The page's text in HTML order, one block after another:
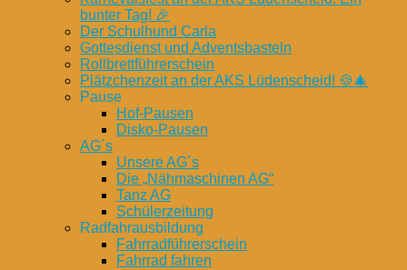
bunter Tag! 🎉
Der Schulhund Carla
Gottesdienst und Adventsbasteln
Rollbrettführerschein
Plätzchenzeit an der AKS Lüdenscheid! 🍪🎄
Pause
Hof-Pausen
Disko-Pausen
AG´s
Unsere AG´s
Die „Nähmaschinen AG“
Tanz AG
Schülerzeitung
Radfahrausbildung
Fahrradführerschein
Fahrrad fahren